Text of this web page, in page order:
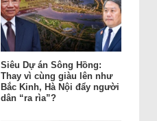
Siêu Dự án Sông Hồng:
Thay vì cùng giàu lên như
Bắc Kinh, Hà Nội đẩy người
dân “ra rìa”?